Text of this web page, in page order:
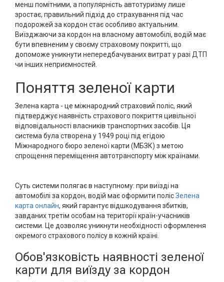
менш помітними, а популярність автотуризму лише
зростає, правильний підхід до страхування під час
подорожей за кордон стає особливо актуальним.
Виїзджаючи за кордон на власному автомобілі, водій має
бути впевненим у своєму страховому покритті, що
допоможе уникнути непередбачуваних витрат у разі ДТП
чи інших неприємностей.
Поняття зеленої карти
Зелена карта - це міжнародний страховий поліс, який
підтверджує наявність страхового покриття цивільної
відповідальності власників транспортних засобів. Ця
система була створена у 1949 році під егідою
Міжнародного бюро зеленої карти (МБЗК) з метою
спрощення переміщення автотранспорту між країнами.
Суть системи полягає в наступному: при виїзді на
автомобілі за кордон, водій має оформити полісЗелена
карта онлайн, який гарантує відшкодування збитків,
завданих третім особам на території країн-учасників
системи. Це дозволяє уникнути необхідності оформлення
окремого страхового полісу в кожній країні.
Обов'язковість наявності зеленої
карти для виїзду за кордон